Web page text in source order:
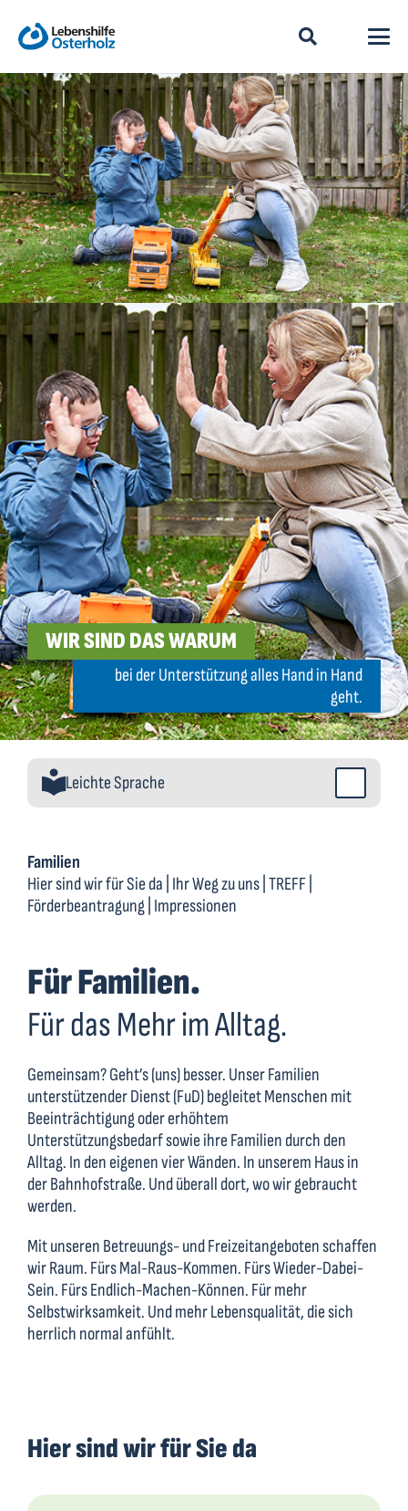
WIR SIND DAS WARUM
bei der Unterstützung alles Hand in Hand
geht.
Leichte Sprache
Familien
Hier sind wir für Sie da Ihr Weg zu uns TREFF
Förderbeantragung Impressionen
Für Familien.
Für das Mehr im Alltag.
Gemeinsam? Geht’s (uns) besser. Unser Familien
unterstützender Dienst (FuD) begleitet Menschen mit
Beeinträchtigung oder erhöhtem
Unterstützungsbedarf sowie ihre Familien durch den
Alltag. In den eigenen vier Wänden. In unserem Haus in
der Bahnhofstraße. Und überall dort, wo wir gebraucht
werden.
Mit unseren Betreuungs- und Freizeitangeboten schaffen
wir Raum. Fürs Mal-Raus-Kommen. Fürs Wieder-Dabei-
Sein. Fürs Endlich-Machen-Können. Für mehr
Selbstwirksamkeit. Und mehr Lebensqualität, die sich
herrlich normal anfühlt.
Hier sind wir für Sie da